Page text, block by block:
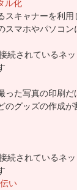
ル化
スキャナーを利
スマホやパソコ
続されているネ
った写真の印刷
のグッズの作成
続されているネ
い